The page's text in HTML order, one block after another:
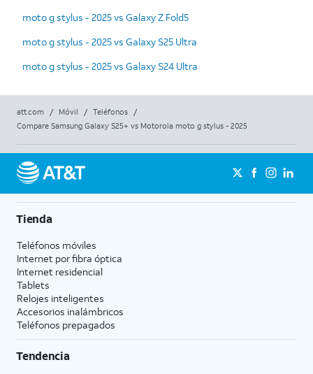
moto g stylus - 2025 vs Galaxy Z Fold5
moto g stylus - 2025 vs Galaxy S25 Ultra
moto g stylus - 2025 vs Galaxy S24 Ultra
att.com / Móvil / Teléfonos
/
Compare Samsung Galaxy S25+ vs Motorola moto g stylus - 2025
Tienda
Teléfonos móviles
Internet por fibra óptica
Internet residencial
Tablets
Relojes inteligentes
Accesorios inalámbricos
Teléfonos prepagados
Tendencia